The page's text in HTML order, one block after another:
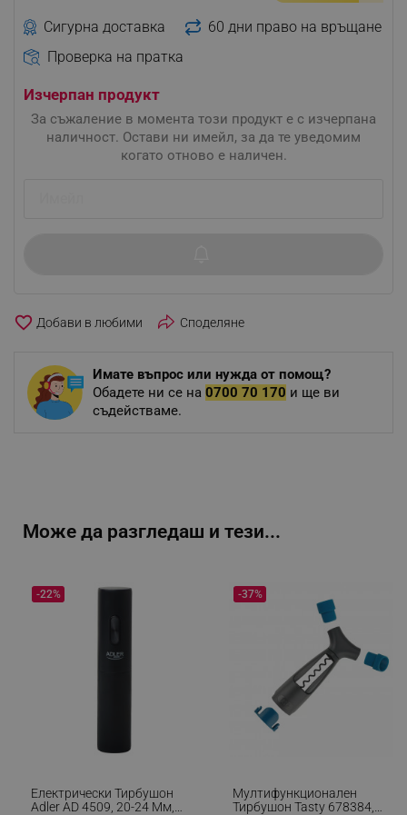
Сигурна доставка
60 дни право на връщане
Проверка на пратка
Изчерпан продукт
За съжаление в момента този продукт е с изчерпана
наличност. Остави ни имейл, за да те уведомим
когато отново е наличен.
favorite_border Споделяне
Имате въпрос или нужда от помощ?
Обадете ни се на 0700 70 170 и ще ви
съдействаме.
Може да разгледаш и тези...
Електрически Тирбушон
Adler AD 4509, 20-24 Мм,
-22%
Мултифункционален
Тирбушон Tasty 678384,
-37%